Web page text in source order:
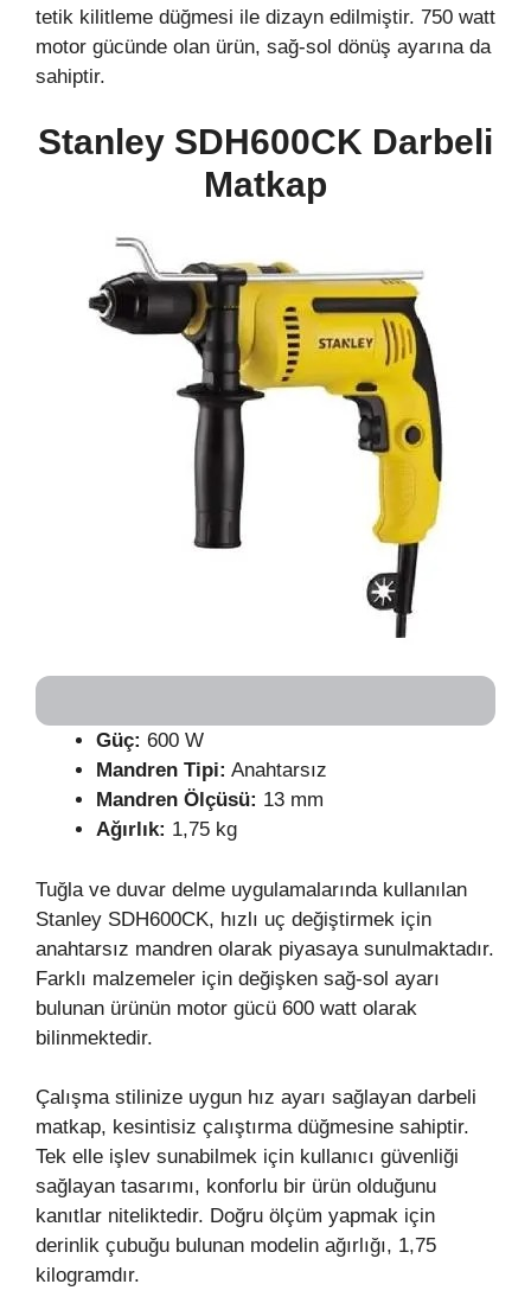
tetik kilitleme düğmesi ile dizayn edilmiştir. 750 watt
motor gücünde olan ürün, sağ-sol dönüş ayarına da
sahiptir.
Stanley SDH600CK Darbeli
Matkap
Güç: 600 W
Mandren Tipi: Anahtarsız
Mandren Ölçüsü: 13 mm
Ağırlık: 1,75 kg
Tuğla ve duvar delme uygulamalarında kullanılan
Stanley SDH600CK, hızlı uç değiştirmek için
anahtarsız mandren olarak piyasaya sunulmaktadır.
Farklı malzemeler için değişken sağ-sol ayarı
bulunan ürünün motor gücü 600 watt olarak
bilinmektedir.
Çalışma stilinize uygun hız ayarı sağlayan darbeli
matkap, kesintisiz çalıştırma düğmesine sahiptir.
Tek elle işlev sunabilmek için kullanıcı güvenliği
sağlayan tasarımı, konforlu bir ürün olduğunu
kanıtlar niteliktedir. Doğru ölçüm yapmak için
derinlik çubuğu bulunan modelin ağırlığı, 1,75
kilogramdır.